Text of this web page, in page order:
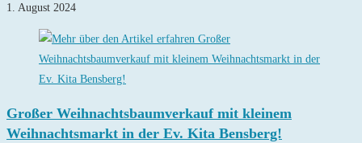
1. August 2024
Großer Weihnachtsbaumverkauf mit kleinem
Weihnachtsmarkt in der Ev. Kita Bensberg!